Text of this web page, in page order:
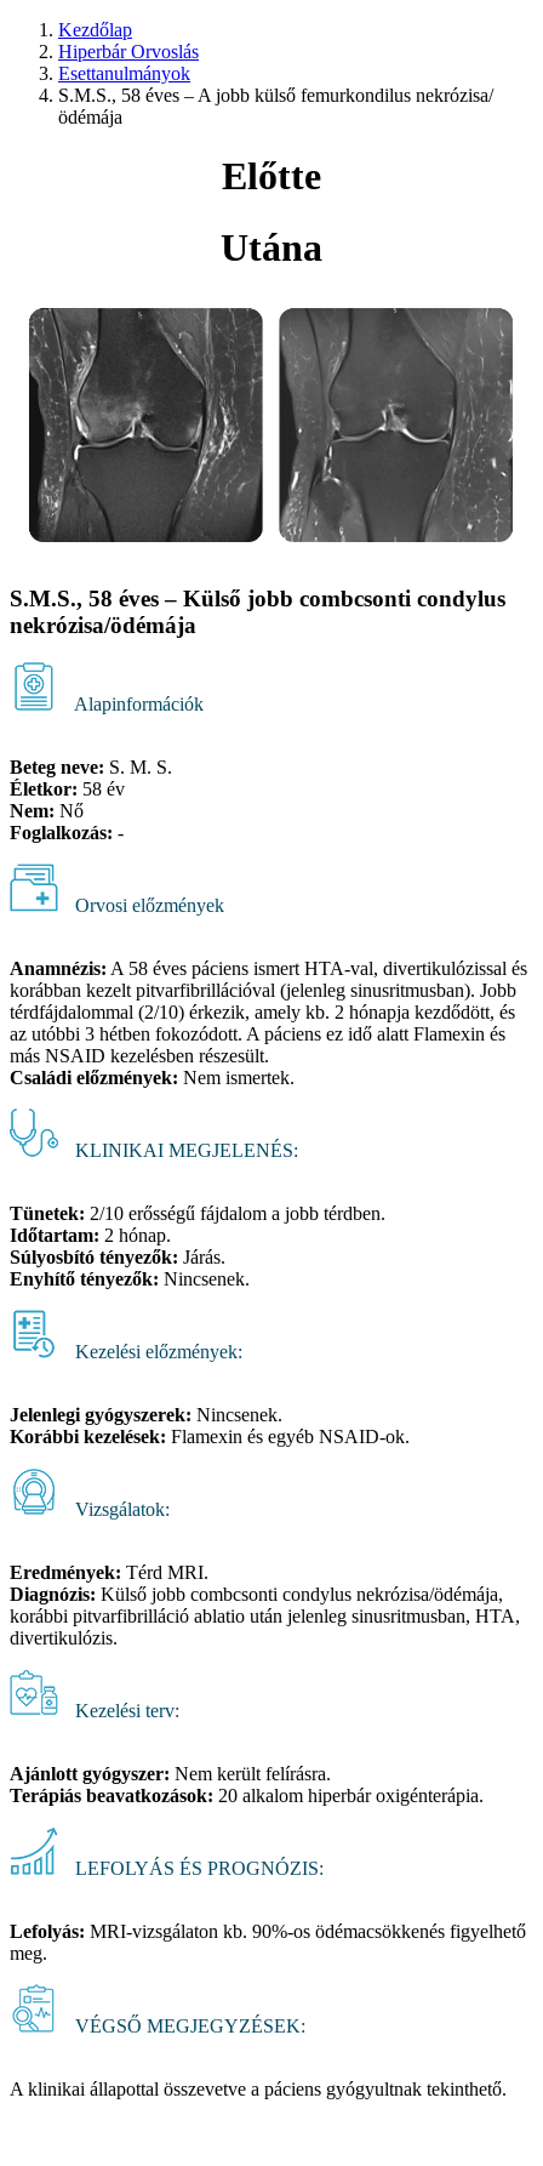
Kezdőlap
Hiperbár Orvoslás
Esettanulmányok
S.M.S., 58 éves – A jobb külső femurkondilus nekrózisa/
ödémája
Előtte
Utána
S.M.S., 58 éves – Külső jobb combcsonti condylus
nekrózisa/ödémája
Alapinformációk
Beteg neve: S. M. S.
Életkor: 58 év
Nem: Nő
Foglalkozás: -
Orvosi előzmények
Anamnézis: A 58 éves páciens ismert HTA-val, divertikulózissal és
korábban kezelt pitvarfibrillációval (jelenleg sinusritmusban). Jobb
térdfájdalommal (2/10) érkezik, amely kb. 2 hónapja kezdődött, és
az utóbbi 3 hétben fokozódott. A páciens ez idő alatt Flamexin és
más NSAID kezelésben részesült.
Családi előzmények: Nem ismertek.
KLINIKAI MEGJELENÉS:
Tünetek: 2/10 erősségű fájdalom a jobb térdben.
Időtartam: 2 hónap.
Súlyosbító tényezők: Járás.
Enyhítő tényezők: Nincsenek.
Kezelési előzmények:
Jelenlegi gyógyszerek: Nincsenek.
Korábbi kezelések: Flamexin és egyéb NSAID-ok.
Vizsgálatok:
Eredmények: Térd MRI.
Diagnózis: Külső jobb combcsonti condylus nekrózisa/ödémája,
korábbi pitvarfibrilláció ablatio után jelenleg sinusritmusban, HTA,
divertikulózis.
Kezelési terv:
Ajánlott gyógyszer: Nem került felírásra.
Terápiás beavatkozások: 20 alkalom hiperbár oxigénterápia.
LEFOLYÁS ÉS PROGNÓZIS:
Lefolyás: MRI-vizsgálaton kb. 90%-os ödémacsökkenés figyelhető
meg.
VÉGSŐ MEGJEGYZÉSEK:
A klinikai állapottal összevetve a páciens gyógyultnak tekinthető.